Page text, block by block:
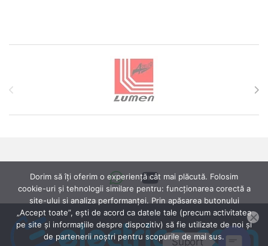
Dorim să îți oferim o experiență cât mai plăcută. Folosim
cookie-uri și tehnologii similare pentru: funcționarea corectă a
site-ului si analiza performanței. Prin apăsarea butonului
„Accept toate”, ești de acord ca datele tale (precum activitatea
pe site și informațiile despre dispozitiv) să fie utilizate de noi și
de partenerii noștri pentru scopurile de mai sus.
Suport